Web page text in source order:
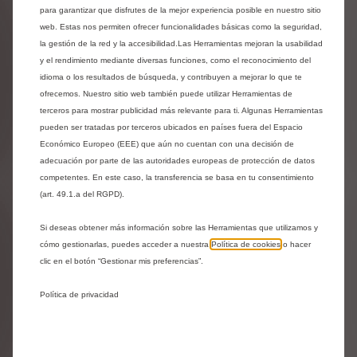
Entrega estimada:18/08
30,06€
Price
is
30,06
€
-
+
Quantity
updated
1
Añadir a la cesta
para garantizar que disfrutes de la mejor experiencia posible en nuestro sitio
web. Estas nos permiten ofrecer funcionalidades básicas como la seguridad,
la gestión de la red y la accesibilidad.Las Herramientas mejoran la usabilidad
y el rendimiento mediante diversas funciones, como el reconocimiento del
idioma o los resultados de búsqueda, y contribuyen a mejorar lo que te
ofrecemos. Nuestro sitio web también puede utilizar Herramientas de
terceros para mostrar publicidad más relevante para ti. Algunas Herramientas
pueden ser tratadas por terceros ubicados en países fuera del Espacio
Económico Europeo (EEE) que aún no cuentan con una decisión de
adecuación por parte de las autoridades europeas de protección de datos
competentes. En este caso, la transferencia se basa en tu consentimiento
(art. 49.1.a del RGPD).
Si deseas obtener más información sobre las Herramientas que utilizamos y
cómo gestionarlas, puedes acceder a nuestra Política de cookies o hacer
clic en el botón “Gestionar mis preferencias”.
Política de privacidad